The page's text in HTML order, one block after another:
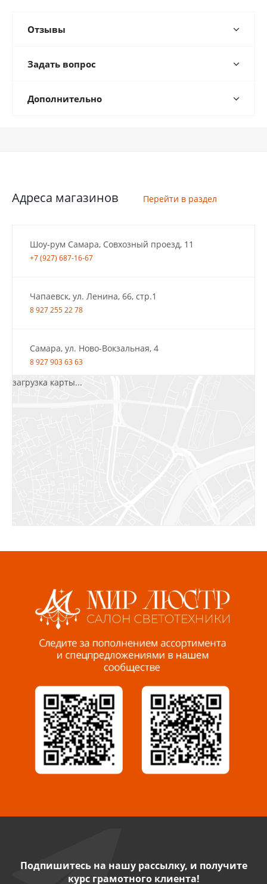
Отзывы
Задать вопрос
Дополнительно
Адреса магазинов Перейти в раздел
Шоу-рум Самара, Совхозный проезд, 11
+7 (927) 687-16-67
Чапаевск, ул. Ленина, 66, стр.1
8 927 255 22 78
Самара, ул. Ново-Вокзальная, 4
8 927 903 63 63
Пенза, ул. Пролетарская, 61 ТЦ "Стройбери"
Миасс, ул. Романенко, 95
8 922 500 30 39
Сызрань, ул. Декабристов, 1А
8 927 009 54 63
Саратов, ул. Танкистов, 37 (БЦ «Дикомп»)
Нефтекамск, ул. Ленина, 62
загрузка карты...
Подпишитесь на нашу рассылку, и получите
курс грамотного клиента!